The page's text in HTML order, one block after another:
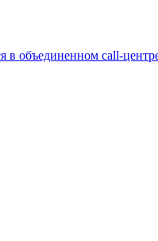
в объединенном call-